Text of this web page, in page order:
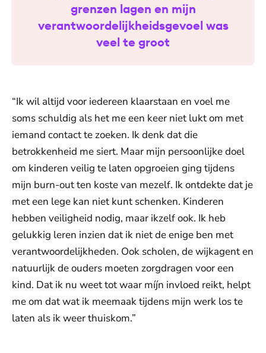
grenzen lagen en mijn
verantwoordelijkheidsgevoel was
veel te groot
“Ik wil altijd voor iedereen klaarstaan en voel me
soms schuldig als het me een keer niet lukt om met
iemand contact te zoeken. Ik denk dat die
betrokkenheid me siert. Maar mijn persoonlijke doel
om kinderen veilig te laten opgroeien ging tijdens
mijn burn-out ten koste van mezelf. Ik ontdekte dat je
met een lege kan niet kunt schenken. Kinderen
hebben veiligheid nodig, maar ikzelf ook. Ik heb
gelukkig leren inzien dat ik niet de enige ben met
verantwoordelijkheden. Ook scholen, de wijkagent en
natuurlijk de ouders moeten zorgdragen voor een
kind. Dat ik nu weet tot waar míjn invloed reikt, helpt
me om dat wat ik meemaak tijdens mijn werk los te
laten als ik weer thuiskom.”